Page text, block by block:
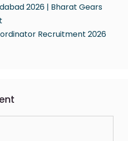
2026 | Bharat Gears
Recruitment 2026